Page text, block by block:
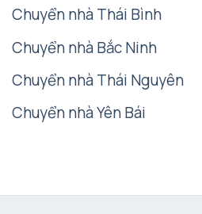
Chuyển nhà Thái Bình
Chuyển nhà Bắc Ninh
Chuyển nhà Thái Nguyên
Chuyển nhà Yên Bái